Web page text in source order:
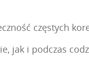
częstych
jak i podczas